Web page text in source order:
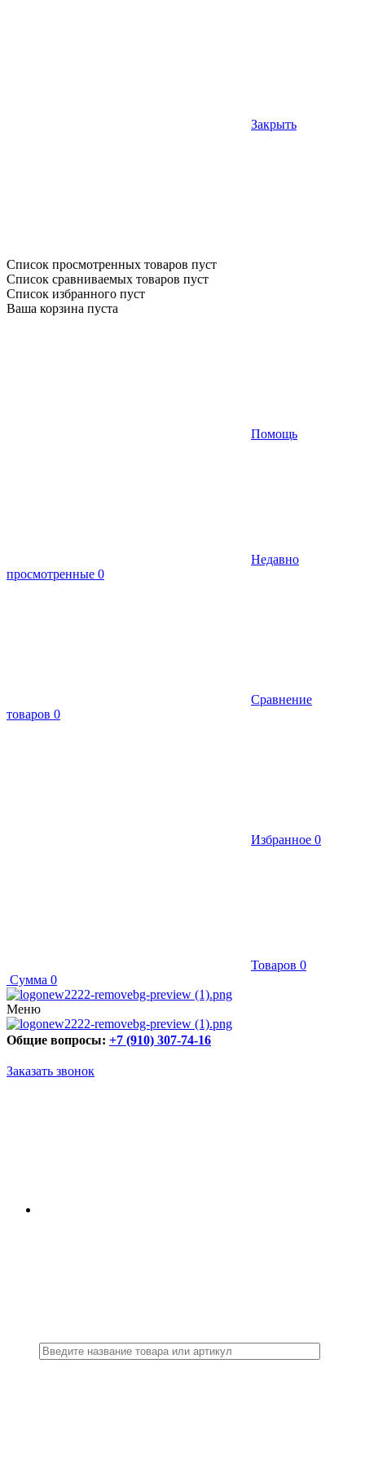
Закрыть
Список просмотренных товаров пуст
Список сравниваемых товаров пуст
Список избранного пуст
Ваша корзина пуста
Помощь
Недавно
просмотренные 0
Сравнение
товаров 0
Избранное 0
Товаров 0
Сумма 0
Меню
Общие вопросы: +7 (910) 307-74-16
Заказать звонок